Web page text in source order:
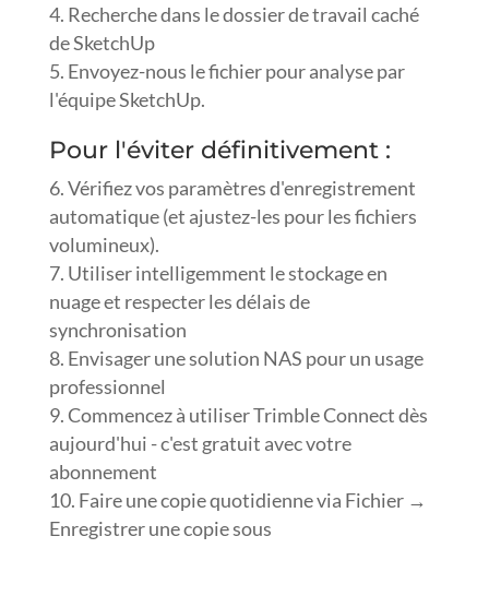
Recherche dans le dossier de travail caché
de SketchUp
Envoyez-nous le fichier pour analyse par
l'équipe SketchUp.
Pour l'éviter définitivement :
Vérifiez vos paramètres d'enregistrement
automatique (et ajustez-les pour les fichiers
volumineux).
Utiliser intelligemment le stockage en
nuage et respecter les délais de
synchronisation
Envisager une solution NAS pour un usage
professionnel
Commencez à utiliser Trimble Connect dès
aujourd'hui - c'est gratuit avec votre
abonnement
Faire une copie quotidienne via Fichier →
Enregistrer une copie sous